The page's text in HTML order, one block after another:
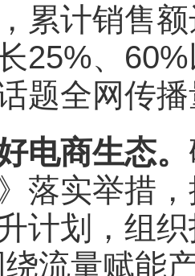
累计销售
25%、
题全网传
电商生态。
落实举措
计划，组
绕流量赋能